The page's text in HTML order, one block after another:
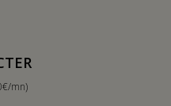
mn)